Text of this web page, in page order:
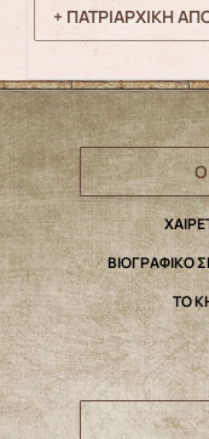
+ ΠΑΤΡΙΑΡΧΙΚΗ
ΒΙΟΓΡΑΦΙΚΟ
ΤΟ